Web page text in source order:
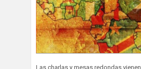
Las charlas y mesas redondas vienen